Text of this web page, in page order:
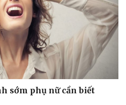
sớm phụ nữ cần biết